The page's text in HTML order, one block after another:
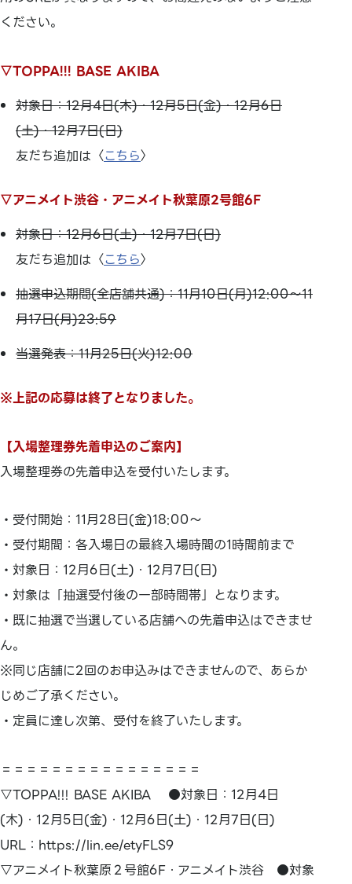
ください。
▽TOPPA!!! BASE AKIBA
対象日：12月4日(木)・12月5日(金)・12月6日
(土)・12月7日(日)
友だち追加は〈こちら〉
▽アニメイト渋谷・アニメイト秋葉原2号館6F
対象日：12月6日(土)・12月7日(日)
友だち追加は〈こちら〉
抽選申込期間(全店舗共通)：11月10日(月)12:00～11
月17日(月)23:59
当選発表：11月25日(火)12:00
※上記の応募は終了となりました。
【入場整理券先着申込のご案内】
入場整理券の先着申込を受付いたします。
・ 受付開始：11月28日(金)18:00～
・ 受付期間：各入場日の最終入場時間の1時間前まで
・ 対象日：12月6日(土)・12月7日(日)
・ 対象は「抽選受付後の一部時間帯」となります。
・ 既に抽選で当選している店舗への先着申込はできませ
ん。
※同じ店舗に2回のお申込みはできませんので、あらか
じめご了承ください。
・ 定員に達し次第、受付を終了いたします。
＝＝＝＝＝＝＝＝＝＝＝＝＝＝＝＝
▽TOPPA!!! BASE AKIBA ●対象日：12月4日
(木)・12月5日(金)・12月6日(土)・12月7日(日)
URL：https://lin.ee/etyFLS9
▽アニメイト秋葉原２号館6F・アニメイト渋谷 ●対象